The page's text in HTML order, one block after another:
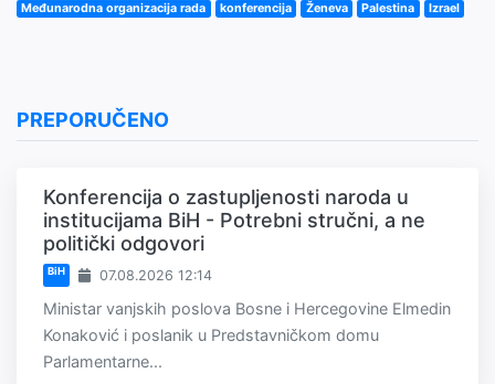
Međunarodna organizacija rada konferencija Ženeva Palestina Izrael
PREPORUČENO
Konferencija o zastupljenosti naroda u
institucijama BiH - Potrebni stručni, a ne
politički odgovori
BiH 07.08.2026 12:14
Ministar vanjskih poslova Bosne i Hercegovine Elmedin
Konaković i poslanik u Predstavničkom domu
Parlamentarne...